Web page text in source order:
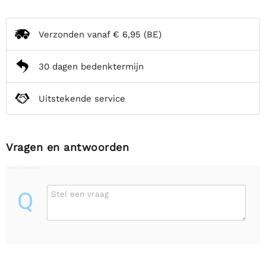
Verzonden vanaf € 6,95 (BE)
30 dagen bedenktermijn
Uitstekende service
Vragen en antwoorden
Q Stel een vraag